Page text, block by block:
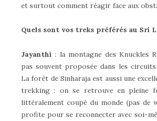
et surtout comment réagir face aux
Quels sont vos treks préférés au Sri
Jayanthi : la montagne des Knuckles
pas souvent proposée dans les
La forêt de Sinharaja est aussi une
trekking : on se retrouve en pleine
littéralement coupé du monde (pas de
profite pour se reconnecter avec soi-